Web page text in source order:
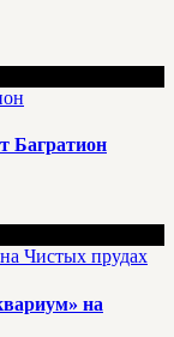
Багратион
на